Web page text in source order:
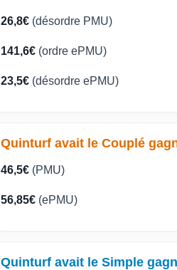
26,8€ (désordre PMU)
141,6€ (ordre ePMU)
23,5€ (désordre ePMU)
Quinturf avait le Couplé
46,5€ (PMU)
56,85€ (ePMU)
Quinturf avait le Simple